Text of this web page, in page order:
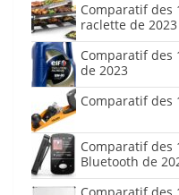
Comparatif des
raclette de 2023
Comparatif des
de 2023
Comparatif des
Comparatif des
Bluetooth de